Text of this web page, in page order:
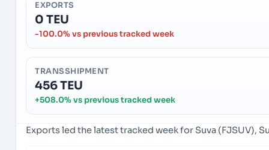
EXPORTS
0 TEU
-100.0% vs previous tracked week
TRANSSHIPMENT
456 TEU
+508.0% vs previous tracked week
Exports led the latest tracked week for Suva (FJSUV),